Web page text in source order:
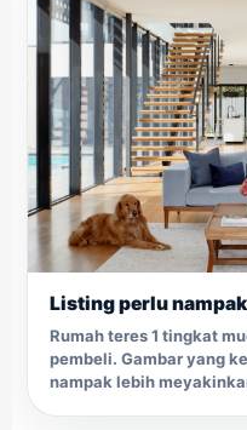
Listing perlu
Rumah teres 1 tingkat
pembeli. Gambar yang
nampak lebih